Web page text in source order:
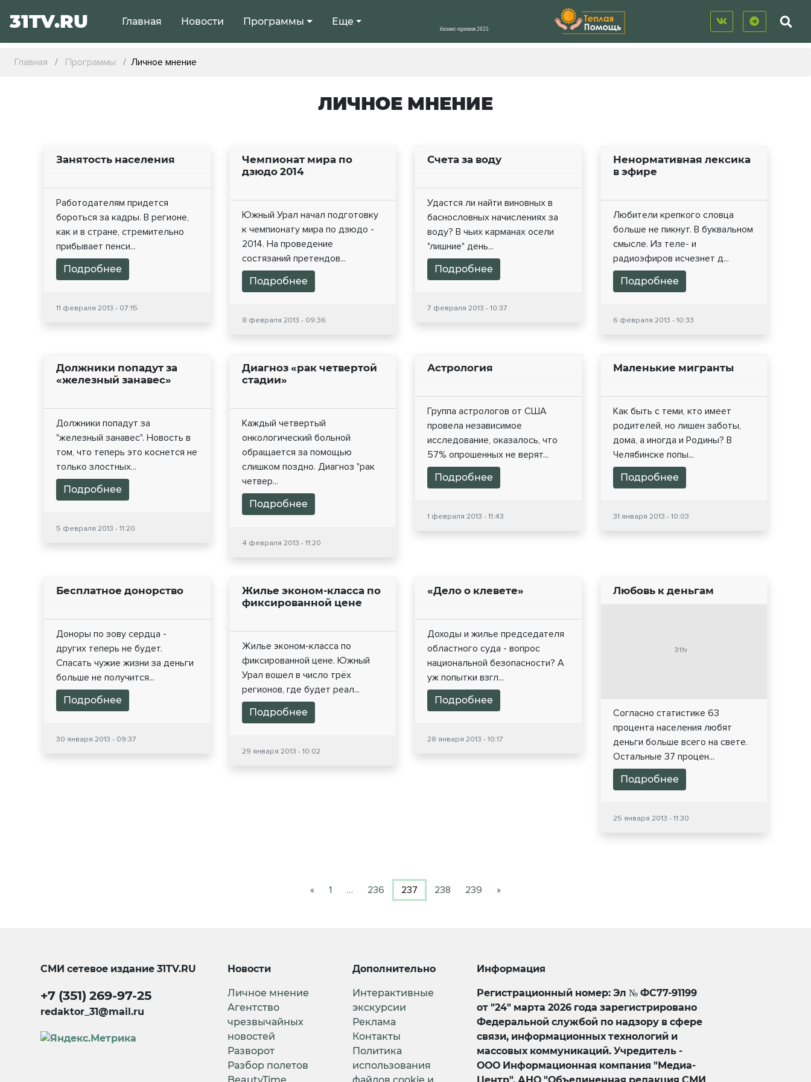
31TV.RU Главная Новости Программы Еще
Главная Программы Личное мнение
ЛИЧНОЕ МНЕНИЕ
Занятость населения
Работодателям придется
бороться за кадры. В регионе,
как и в стране, стремительно
прибывает пенси...
Подробнее
11 февраля 2013 - 07:15
Чемпионат мира по
дзюдо 2014
Южный Урал начал подготовку
к чемпионату мира по дзюдо -
2014. На проведение
состязаний претендов...
Подробнее
8 февраля 2013 - 09:36
Счета за воду
Удастся ли найти виновных в
баснословных начислениях за
воду? В чьих карманах осели
"лишние" день...
Подробнее
7 февраля 2013 - 10:37
Ненормативная лексика
в эфире
Любители крепкого словца
больше не пикнут. В буквальном
смысле. Из теле- и
радиоэфиров исчезнет д...
Подробнее
6 февраля 2013 - 10:33
Должники попадут за
«железный занавес»
Должники попадут за
"железный занавес". Новость в
том, что теперь это коснется не
только злостных...
Подробнее
5 февраля 2013 - 11:20
Диагноз «рак четвертой
стадии»
Каждый четвертый
онкологический больной
обращается за помощью
слишком поздно. Диагноз "рак
четвер...
Подробнее
4 февраля 2013 - 11:20
Астрология
Группа астрологов от США
провела независимое
исследование, оказалось, что
57% опрошенных не верят...
Подробнее
1 февраля 2013 - 11:43
Маленькие мигранты
Как быть с теми, кто имеет
родителей, но лишен заботы,
дома, а иногда и Родины? В
Челябинске попы...
Подробнее
31 января 2013 - 10:03
Бесплатное донорство
Доноры по зову сердца -
других теперь не будет.
Спасать чужие жизни за деньги
больше не получится...
Подробнее
30 января 2013 - 09:37
Жилье эконом-класса по
фиксированной цене
Жилье эконом-класса по
фиксированной цене. Южный
Урал вошел в число трёх
регионов, где будет реал...
Подробнее
29 января 2013 - 10:02
«Дело о клевете»
Доходы и жилье председателя
областного суда - вопрос
национальной безопасности? А
уж попытки взгл...
Подробнее
28 января 2013 - 10:17
Любовь к деньгам
Согласно статистике 63
процента населения любят
деньги больше всего на свете.
Остальные 37 процен...
Подробнее
25 января 2013 - 11:30
« 1 … 236 237 238 239 »
СМИ сетевое издание31TV.RU
+7 (351) 269-97-25
redaktor_31@mail.ru
Новости
Личное мнение
Агентство
чрезвычайных
новостей
Разворот
Разбор полетов
Дополнительно
Интерактивные
экскурсии
Реклама
Контакты
Политика
использования
Информация
Регистрационный номер: Эл № ФС77-91199
от "24" марта 2026 года зарегистрировано
Федеральной службой по надзору в сфере
связи, информационных технологий и
массовых коммуникаций. Учредитель -
ООО Информационная компания "Медиа-